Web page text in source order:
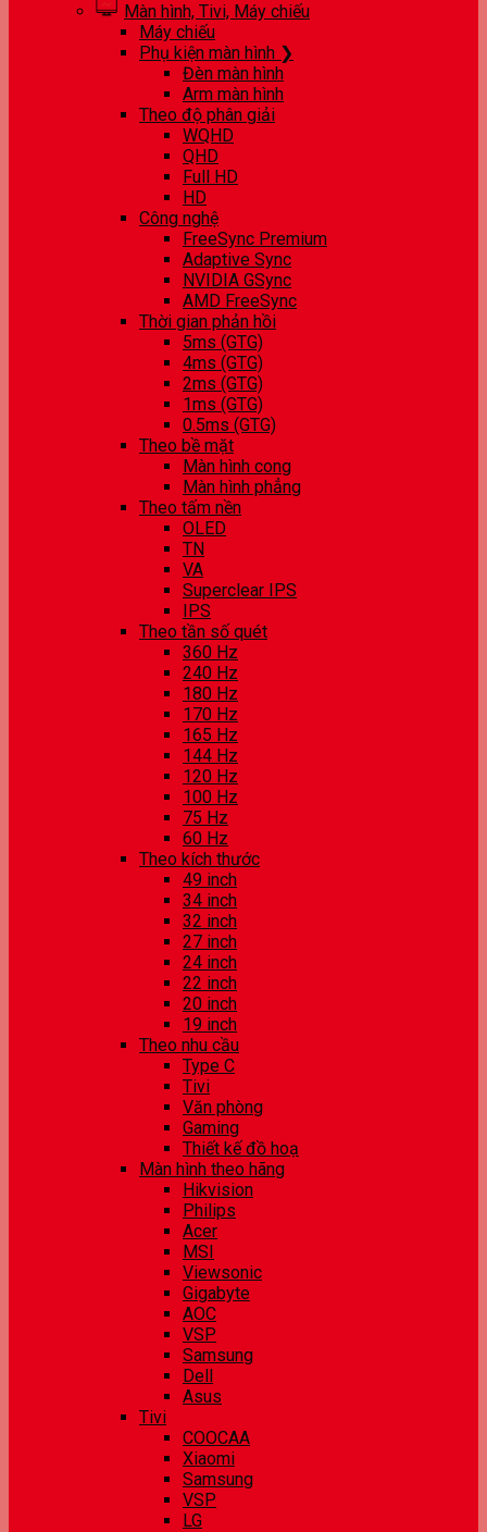
Màn hình, Tivi, Máy chiếu
Máy chiếu
Phụ kiện màn hình ❯
Đèn màn hình
Arm màn hình
Theo độ phân giải
WQHD
QHD
Full HD
HD
Công nghệ
FreeSync Premium
Adaptive Sync
NVIDIA GSync
AMD FreeSync
Thời gian phản hồi
5ms (GTG)
4ms (GTG)
2ms (GTG)
1ms (GTG)
0.5ms (GTG)
Theo bề mặt
Màn hình cong
Màn hình phẳng
Theo tấm nền
OLED
TN
VA
Superclear IPS
IPS
Theo tần số quét
360 Hz
240 Hz
180 Hz
170 Hz
165 Hz
144 Hz
120 Hz
100 Hz
75 Hz
60 Hz
Theo kích thước
49 inch
34 inch
32 inch
27 inch
24 inch
22 inch
20 inch
19 inch
Theo nhu cầu
Type C
Tivi
Văn phòng
Gaming
Thiết kế đồ hoạ
Màn hình theo hãng
Hikvision
Philips
Acer
MSI
Viewsonic
Gigabyte
AOC
VSP
Samsung
Dell
Asus
Tivi
COOCAA
Xiaomi
Samsung
VSP
LG